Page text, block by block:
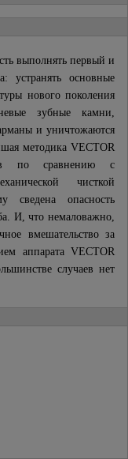
выполнять первый и
устранять основные
нового поколения
зубные камни,
и уничтожаются
методика VECTOR
по сравнению с
чисткой
сведена опасность
И, что немаловажно,
вмешательство за
аппарата VECTOR
случаев нет